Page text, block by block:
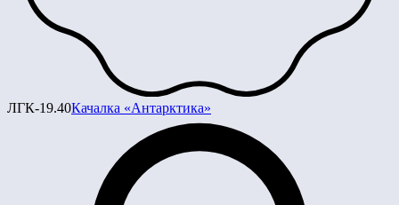
ЛГК-19.40Качалка «Антарктика»